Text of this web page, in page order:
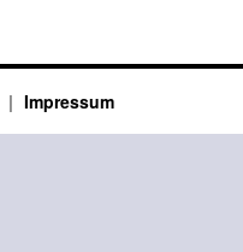
Impressum